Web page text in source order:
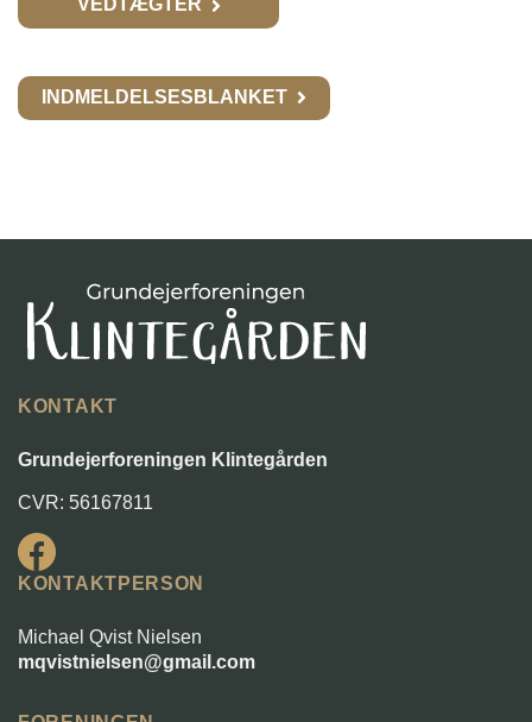
VEDTÆGTER
INDMELDELSESBLANKET
KONTAKT
Grundejerforeningen Klintegården
CVR: 56167811
KONTAKTPERSON
Michael Qvist Nielsen
mqvistnielsen@gmail.com